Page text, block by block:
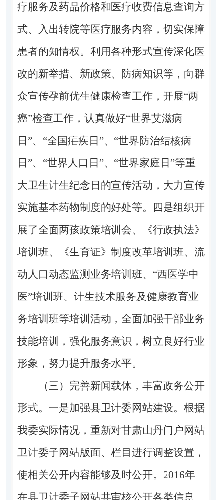
疗服务及药品价格和医疗收费信息查询方
式、入出转院等医疗服务内容，切实保障
患者的知情权。利用各种形式宣传深化医
改的新举措、新政策、防病知识等，向群
众宣传孕前优生健康检查工作，开展“两
癌”检查工作，认真做好“世界艾滋病
日”、“全国疟疾日”、“世界防治结核病
日”、“世界人口日”、“世界家庭日”等重
大卫生计生纪念日的宣传活动，大力宣传
实施基本药物制度的好处等。四是组织开
展了全面两孩政策培训会、《行政执法》
培训班、《生育证》制度改革培训班、流
动人口动态监测业务培训班、“西医学中
医”培训班、计生技术服务及健康教育业
务培训班等培训活动，全面加强干部业务
技能培训，强化服务意识，树立良好行业
形象，努力提升服务水平。
（三）完善新闻载体，丰富政务公开
形式。一是加强县卫计委网站建设。根据
我委实际情况，重新对甘肃山丹门户网站
卫计委子网站版面、栏目进行调整设置，
使相关公开内容能够及时公开。2016年
在县卫计委子网站共审核公开各类信息